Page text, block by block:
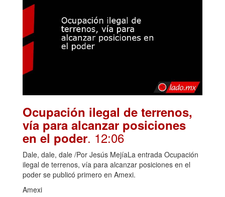
Ocupación ilegal de terrenos,
vía para alcanzar posiciones
en el poder. 12:06
Dale, dale, dale /Por Jesús MejíaLa entrada Ocupación
ilegal de terrenos, vía para alcanzar posiciones en el
poder se publicó primero en Amexi.
Amexi